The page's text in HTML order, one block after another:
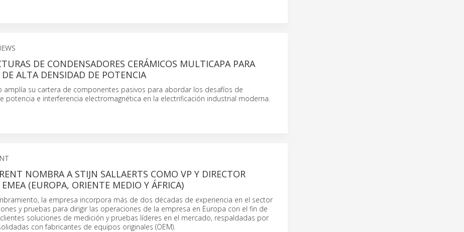
DE CONDENSADORES CERÁMICOS MULTICAPA PARA
DE ALTA DENSIDAD DE POTENCIA
amplía su cartera de componentes pasivos para abordar los desafíos de
potencia e interferencia electromagnética en la electrificación industrial moderna.
NOMBRA A STIJN SALLAERTS COMO VP Y DIRECTOR
(EUROPA, ORIENTE MEDIO Y ÁFRICA)
la empresa incorpora más de dos décadas de experiencia en el sector
y pruebas para dirigir las operaciones de la empresa en Europa con el fin de
soluciones de medición y pruebas líderes en el mercado, respaldadas por
con fabricantes de equipos originales (OEM).